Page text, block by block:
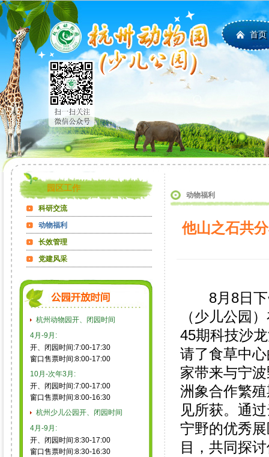
首页
园区工作
科研交流
动物福利
长效管理
党建风采
杭州动物园开、闭园时间
4月-9月:
开、闭园时间:7:00-17:30
窗口售票时间:8:00-17:00
10月-次年3月:
开、闭园时间:7:00-17:00
窗口售票时间:8:00-16:30
杭州少儿公园开、闭园时间
4月-9月:
开、闭园时间:8:30-17:00
窗口售票时间:8:30-16:30
动物福利
他山之石共
8月8日下
（少儿公园
45期科技沙
请了食草中
家带来与宁
洲象合作繁
见所获。通
宁野的优秀
目，共同探